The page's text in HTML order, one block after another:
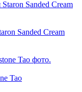
Sanded Cream
Tao